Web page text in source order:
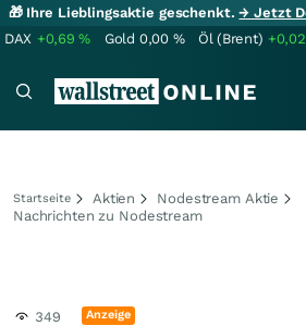
🎁 Ihre Lieblingsaktie geschenkt.→ Jetzt
DAX +0,69% Gold 0,00 % Öl (Brent)
Startseite Aktien
Nodestream Aktie
Nachrichten zu Nodestream
349 Anzeige